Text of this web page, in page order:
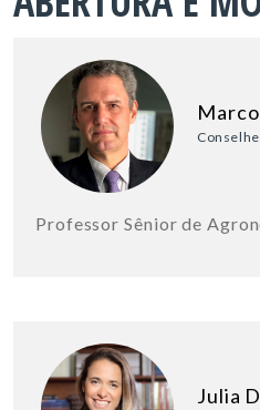
Professor Sênior de
Julia